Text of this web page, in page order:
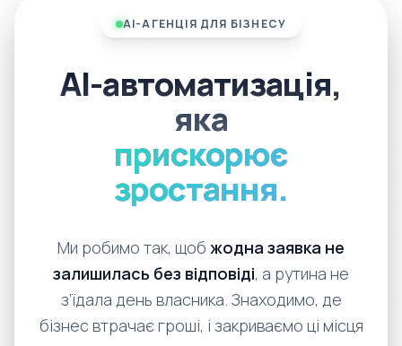
AI-АГЕНЦІЯ ДЛЯ БІЗНЕСУ
AI-автоматизація,
яка
прискорює
зростання.
Ми робимо так, щоб жодна заявка не
залишилась без відповіді , а рутина не
з’їдала день власника. Знаходимо, де
бізнес втрачає гроші, і закриваємо ці місця